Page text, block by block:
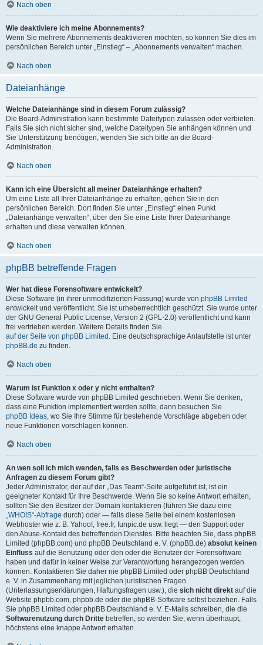
Nach oben
Wie deaktiviere ich meine Abonnements?
Wenn Sie mehrere Abonnements deaktivieren möchten, so können Sie dies im
persönlichen Bereich unter „Einstieg“ – „Abonnements verwalten“ machen.
Nach oben
Dateianhänge
Welche Dateianhänge sind in diesem Forum zulässig?
Die Board-Administration kann bestimmte Dateitypen zulassen oder verbieten.
Falls Sie sich nicht sicher sind, welche Dateitypen Sie anhängen können und
Sie Unterstützung benötigen, wenden Sie sich bitte an die Board-
Administration.
Nach oben
Kann ich eine Übersicht all meiner Dateianhänge erhalten?
Um eine Liste all Ihrer Dateianhänge zu erhalten, gehen Sie in den
persönlichen Bereich. Dort finden Sie unter „Einstieg“ einen Punkt
„Dateianhänge verwalten“, über den Sie eine Liste Ihrer Dateianhänge
erhalten und diese verwalten können.
Nach oben
phpBB betreffende Fragen
Wer hat diese Forensoftware entwickelt?
Diese Software (in ihrer unmodifizierten Fassung) wurde von phpBB Limited
entwickelt und veröffentlicht. Sie ist urheberrechtlich geschützt. Sie wurde unter
der GNU General Public License, Version 2 (GPL-2.0) veröffentlicht und kann
frei vertrieben werden. Weitere Details finden Sie
auf der Seite von phpBB Limited . Eine deutschsprachige Anlaufstelle ist unter
phpBB.de zu finden.
Nach oben
Warum ist Funktion x oder y nicht enthalten?
Diese Software wurde von phpBB Limited geschrieben. Wenn Sie denken,
dass eine Funktion implementiert werden sollte, dann besuchen Sie
phpBB Ideas, wo Sie Ihre Stimme für bestehende Vorschläge abgeben oder
neue Funktionen vorschlagen können.
Nach oben
An wen soll ich mich wenden, falls es Beschwerden oder juristische
Anfragen zu diesem Forum gibt?
Jeder Administrator, der auf der „Das Team“-Seite aufgeführt ist, ist ein
geeigneter Kontakt für Ihre Beschwerde. Wenn Sie so keine Antwort erhalten,
sollten Sie den Besitzer der Domain kontaktieren (führen Sie dazu eine
„WHOIS“-Abfrage durch) oder — falls diese Seite bei einem kostenlosen
Webhoster wie z. B. Yahoo!, free.fr, funpic.de usw. liegt — den Support oder
den Abuse-Kontakt des betreffenden Dienstes. Bitte beachten Sie, dass phpBB
Limited (phpBB.com) und phpBB Deutschland e. V. (phpBB.de) absolut keinen
Einfluss auf die Benutzung oder den oder die Benutzer der Forensoftware
haben und dafür in keiner Weise zur Verantwortung herangezogen werden
können. Kontaktieren Sie daher nie phpBB Limited oder phpBB Deutschland
e. V. in Zusammenhang mit jeglichen juristischen Fragen
(Unterlassungserklärungen, Haftungsfragen usw.), die sich nicht direkt auf die
Website phpbb.com, phpbb.de oder die phpBB-Software selbst beziehen. Falls
Sie phpBB Limited oder phpBB Deutschland e. V. E-Mails schreiben, die die
Softwarenutzung durch Dritte betreffen, so werden Sie, wenn überhaupt,
höchstens eine knappe Antwort erhalten.